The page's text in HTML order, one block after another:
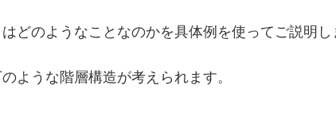
はどのようなことなのかを具体例を使ってご説明し
ような階層構造が考えられます。